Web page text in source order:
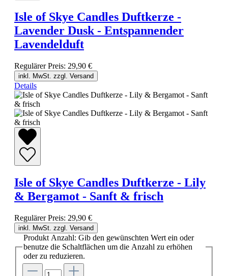
Isle of Skye Candles Duftkerze -
Lavender Dusk - Entspannender
Lavendelduft
Regulärer Preis: 29,90 €
inkl. MwSt. zzgl. Versand
Details
Isle of Skye Candles Duftkerze - Lily
& Bergamot - Sanft & frisch
Regulärer Preis: 29,90 €
inkl. MwSt. zzgl. Versand
Produkt Anzahl: Gib den gewünschten Wert ein oder
benutze die Schaltflächen um die Anzahl zu erhöhen
oder zu reduzieren.